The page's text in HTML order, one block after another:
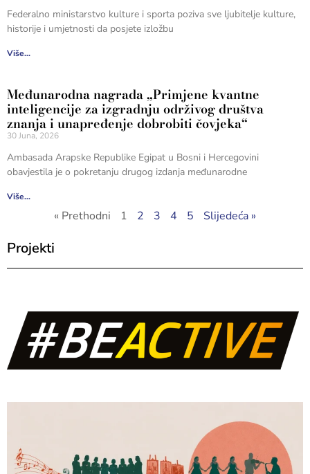
Federalno ministarstvo kulture i sporta poziva sve ljubitelje kulture,
historije i umjetnosti da posjete izložbu
Više...
Međunarodna nagrada „Primjene kvantne
inteligencije za izgradnju održivog društva
znanja i unapređenje dobrobiti čovjeka“
30 Juna, 2026
Ambasada Arapske Republike Egipat u Bosni i Hercegovini
obavjestila je o pokretanju drugog izdanja međunarodne
Više...
« Prethodni 1 2 3 4 5 Slijedeća »
Projekti